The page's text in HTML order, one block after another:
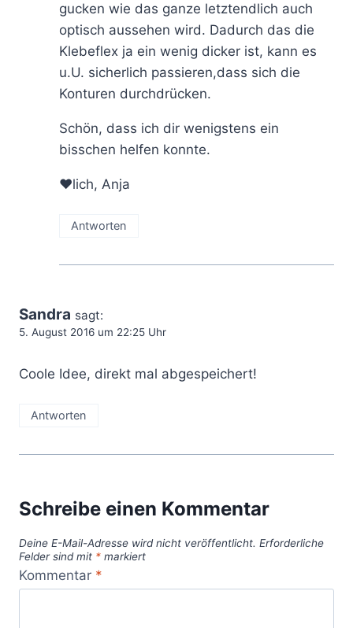
gucken wie das ganze letztendlich auch
optisch aussehen wird. Dadurch das die
Klebeflex ja ein wenig dicker ist, kann es
u.U. sicherlich passieren,dass sich die
Konturen durchdrücken.
Schön, dass ich dir wenigstens ein
bisschen helfen konnte.
♥lich, Anja
Antworten
Sandra sagt:
5. August 2016 um 22:25 Uhr
Coole Idee, direkt mal abgespeichert!
Antworten
Schreibe einen Kommentar
Deine E-Mail-Adresse wird nicht veröffentlicht. Erforderliche
Felder sind mit * markiert
Kommentar *